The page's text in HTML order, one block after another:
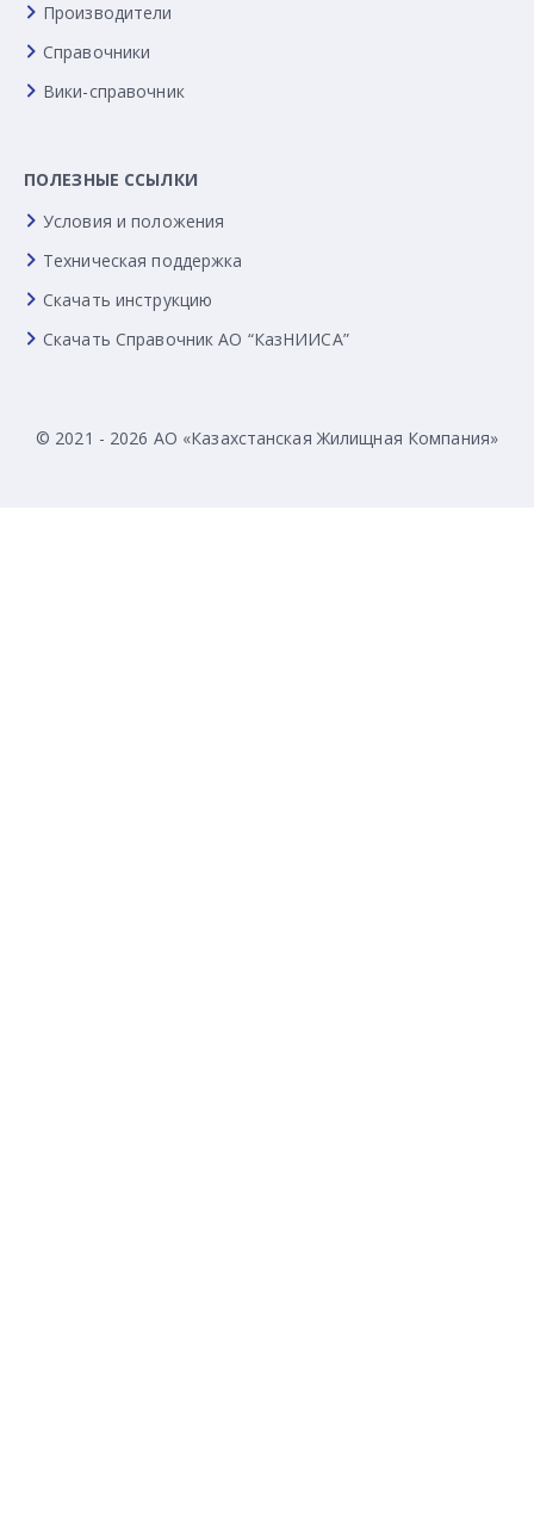
Производители
Справочники
Вики-справочник
ПОЛЕЗНЫЕ ССЫЛКИ
Условия и положения
Техническая поддержка
Скачать инструкцию
Скачать Справочник АО “КазНИИСА”
© 2021 - 2026 АО «Казахстанская Жилищная Компания»